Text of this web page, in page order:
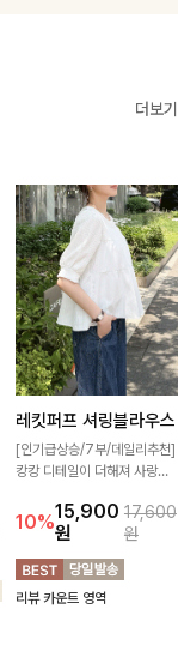
더보기
레킷퍼프 셔링블라우스
[인기급상승/7부/데일리추천]
캉캉 디테일이 더해져 사랑스
주는 블라우스 🤍 가볍게 퍼지
는 핏으로 체형을 자연스럽게
커버해주며 여성스럽게 즐기기
좋아요 ✨
10%15,900
원
17,600
원
리뷰 카운트 영역